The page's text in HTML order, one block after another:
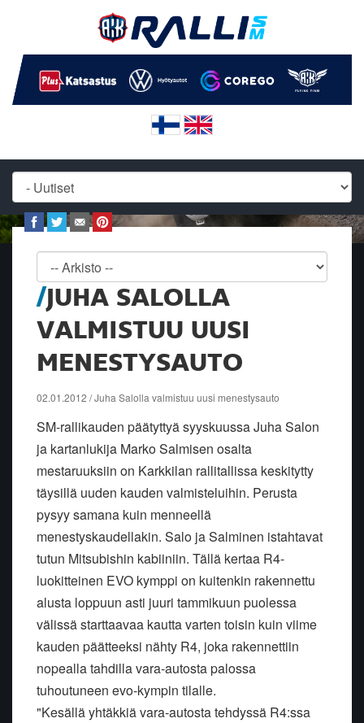
JUHA SALOLLA
VALMISTUU UUSI
MENESTYSAUTO
02.01.2012 / Juha Salolla valmistuu uusi menestysauto
SM-rallikauden päätyttyä syyskuussa Juha Salon
ja kartanlukija Marko Salmisen osalta
mestaruuksiin on Karkkilan rallitallissa keskitytty
täysillä uuden kauden valmisteluihin. Perusta
pysyy samana kuin menneellä
menestyskaudellakin. Salo ja Salminen istahtavat
tutun Mitsubishin kabiiniin. Tällä kertaa R4-
luokitteinen EVO kymppi on kuitenkin rakennettu
alusta loppuun asti juuri tammikuun puolessa
välissä starttaavaa kautta varten toisin kuin viime
kauden päätteeksi nähty R4, joka rakennettiin
nopealla tahdilla vara-autosta palossa
tuhoutuneen evo-kympin tilalle.
"Kesällä yhtäkkiä vara-autosta tehdyssä R4:ssa